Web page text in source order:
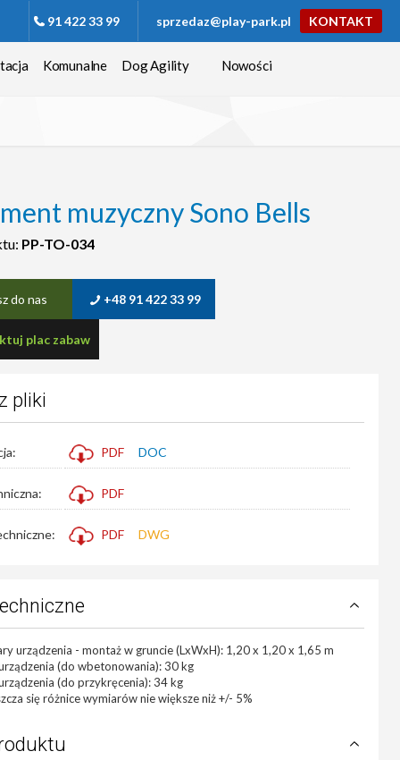
91 422 33 99 sprzedaz@play-park.pl KONTAKT
Komunalne Dog Agility Nowości
muzyczny Sono Bells
PP-TO-034
do nas +48 91 422 33 99
plac zabaw
pliki
PDF DOC
PDF
PDF DWG
urządzenia - montaż w gruncie (LxWxH): 1,20 x 1,20 x 1,65 m
(do wbetonowania): 30 kg
(do przykręcenia): 34 kg
się różnice wymiarów nie większe niż +/- 5%